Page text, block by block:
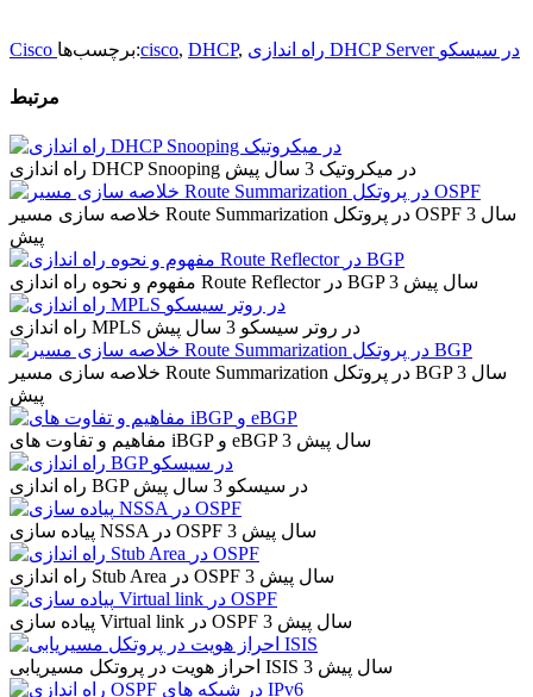
Cisco برچسب‌ها:cisco, DHCP, راه اندازی DHCP Server در سیسکو
مرتبط
راه اندازی DHCP Snooping در میکروتیک 3 سال پیش
خلاصه سازی مسیر Route Summarization در پروتکل OSPF 3 سال
پیش
مفهوم و نحوه راه اندازی Route Reflector در BGP 3 سال پیش
راه اندازی MPLS در روتر سیسکو 3 سال پیش
خلاصه سازی مسیر Route Summarization در پروتکل BGP3 سال
پیش
مفاهیم و تفاوت های iBGP و eBGP 3 سال پیش
راه اندازی BGP در سیسکو 3 سال پیش
پیاده سازی NSSA در OSPF 3 سال پیش
راه اندازی Stub Area در OSPF 3 سال پیش
پیاده سازی Virtual link در OSPF 3 سال پیش
احراز هویت در پروتکل مسیریابی ISIS 3 سال پیش